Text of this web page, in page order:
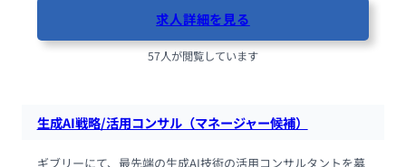
求人詳細を見る
57人が閲覧しています
生成AI戦略/活用コンサル（マネージャー候補）
ギブリーにて、最先端の生成AI技術の活用コンサルタントを募